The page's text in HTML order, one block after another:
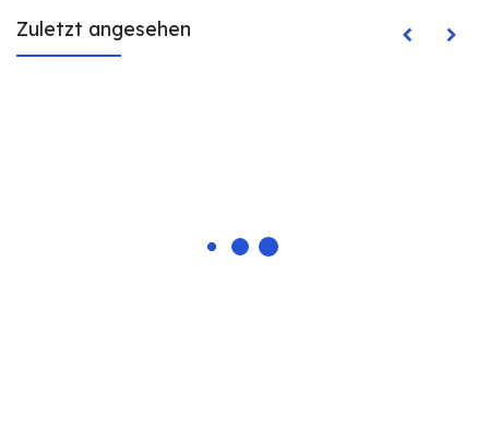
Zuletzt angesehen